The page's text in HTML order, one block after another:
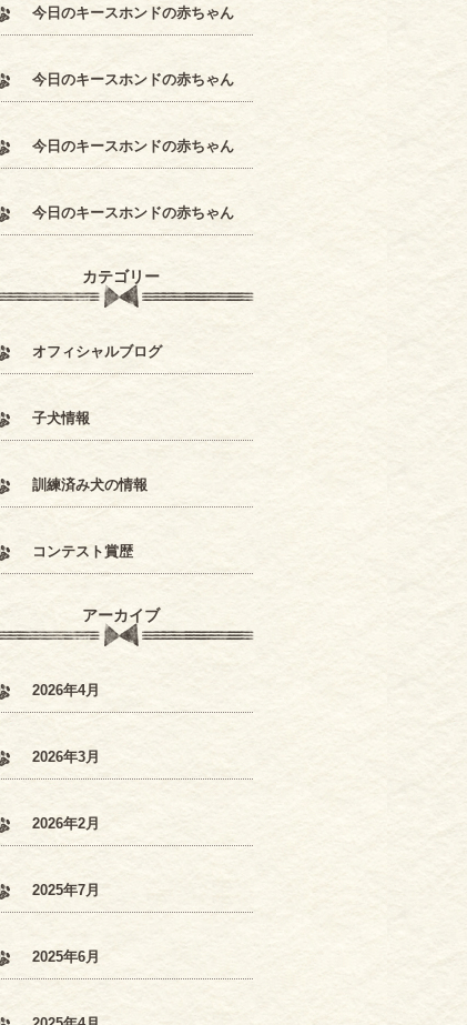
今日のキースホンドの赤ちゃん
今日のキースホンドの赤ちゃん
今日のキースホンドの赤ちゃん
今日のキースホンドの赤ちゃん
カテゴリー
オフィシャルブログ
子犬情報
訓練済み犬の情報
コンテスト賞歴
アーカイブ
2026年4月
2026年3月
2026年2月
2025年7月
2025年6月